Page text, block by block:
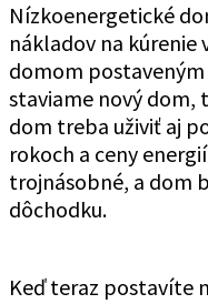
Nízkoenergetické
nákladov na kúrenie
domom
staviame nový dom,
dom treba uživiť aj
rokoch a ceny
trojnásobné, a dom
dôchodku.
Keď teraz postavíte